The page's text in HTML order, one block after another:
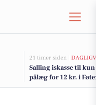
21 timer siden |
Salling iskasse til
pålæg for 12 kr. i